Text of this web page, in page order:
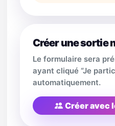
Créer une sortie
Le formulaire sera
ayant cliqué “Je
automatiquement.
Créer avec